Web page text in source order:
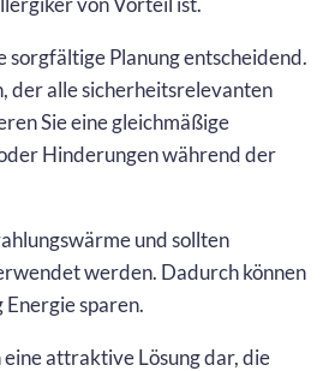
sorgfältige Planung entscheidend.
der alle sicherheitsrelevanten
Sie eine gleichmäßige
Hinderungen während der
und sollten
werden. Dadurch können
sparen.
attraktive Lösung dar, die